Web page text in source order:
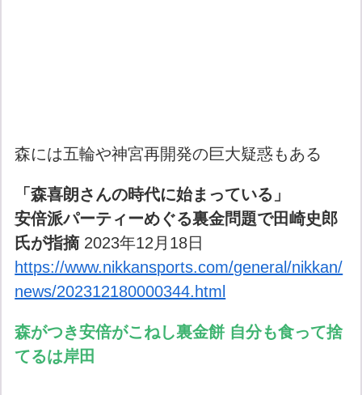
森には五輪や神宮再開発の巨大疑惑もある
「森喜朗さんの時代に始まっている」
安倍派パーティーめぐる裏金問題で田崎史郎
氏が指摘2023年12月18日
https://www.nikkansports.com/general/nikkan/
news/202312180000344.html
森がつき安倍がこねし裏金餅 自分も食って捨
てるは岸田